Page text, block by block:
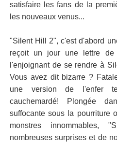
satisfaire les fans de la
les nouveaux venus...
"Silent Hill 2", c'est d'abord
reçoit un jour une lettre de
l'enjoignant de se rendre à
Vous avez dit bizarre ?
une version de l'enfer
cauchemardé! Plongée
suffocante sous la pourriture
monstres innommables,
nombreuses surprises et de